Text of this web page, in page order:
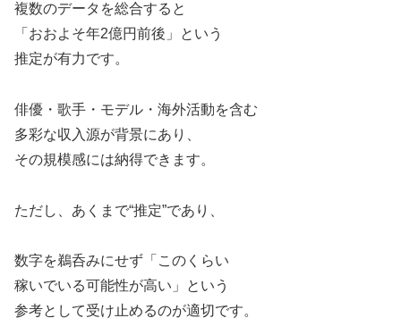
複数のデータを総合すると
「おおよそ年2億円前後」という
推定が有力です。
俳優・歌手・モデル・海外活動を含む
多彩な収入源が背景にあり、
その規模感には納得できます。
ただし、あくまで“推定”であり、
数字を鵜呑みにせず「このくらい
稼いでいる可能性が高い」という
参考として受け止めるのが適切です。